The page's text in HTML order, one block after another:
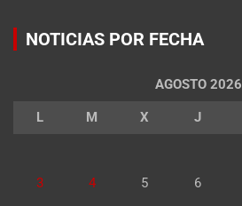
NOTICIAS POR FECHA
AGOSTO 2026
L M X J
3 4 5 6